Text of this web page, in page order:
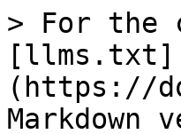
> For the
[llms.txt]
(https://
Markdown